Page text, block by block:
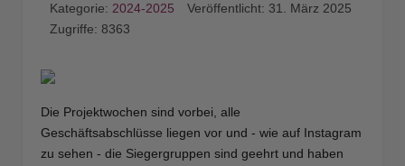
Kategorie:2024-2025
Veröffentlicht: 31. März 2025
Zugriffe: 8363
Die Projektwochen sind vorbei, alle
Geschäftsabschlüsse liegen vor und - wie auf Instagram
zu sehen - die Siegergruppen sind geehrt und haben